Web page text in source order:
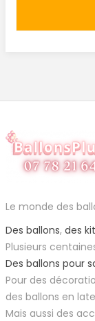
Le monde des
Des ballons, des
Plusieurs
Des ballons pour
Pour des
des ballons en
Mais aussi des